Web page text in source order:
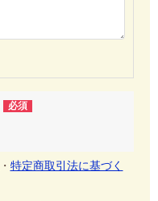
必須
・ 特定商取引法に基づく